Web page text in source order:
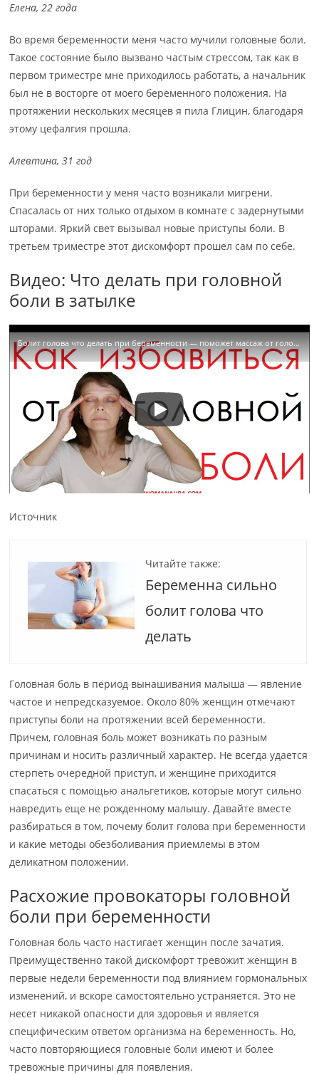
Елена, 22 года
Во время беременности меня часто мучили головные боли.
Такое состояние было вызвано частым стрессом, так как в
первом триместре мне приходилось работать, а начальник
был не в восторге от моего беременного положения. На
протяжении нескольких месяцев я пила Глицин, благодаря
этому цефалгия прошла.
Алевтина, 31 год
При беременности у меня часто возникали мигрени.
Спасалась от них только отдыхом в комнате с задернутыми
шторами. Яркий свет вызывал новые приступы боли. В
третьем триместре этот дискомфорт прошел сам по себе.
Видео: Что делать при головной
боли в затылке
Болит голова что делать при беременности — поможет массаж от головной боли
Источник
Читайте также:
Беременна сильно
болит голова что
делать
Головная боль в период вынашивания малыша ― явление
частое и непредсказуемое. Около 80% женщин отмечают
приступы боли на протяжении всей беременности.
Причем, головная боль может возникать по разным
причинам и носить различный характер. Не всегда удается
стерпеть очередной приступ, и женщине приходится
спасаться с помощью анальгетиков, которые могут сильно
навредить еще не рожденному малышу. Давайте вместе
разбираться в том, почему болит голова при беременности
и какие методы обезболивания приемлемы в этом
деликатном положении.
Расхожие провокаторы головной
боли при беременности
Головная боль часто настигает женщин после зачатия.
Преимущественно такой дискомфорт тревожит женщин в
первые недели беременности под влиянием гормональных
изменений, и вскоре самостоятельно устраняется. Это не
несет никакой опасности для здоровья и является
специфическим ответом организма на беременность. Но,
часто повторяющиеся головные боли имеют и более
тревожные причины для появления.